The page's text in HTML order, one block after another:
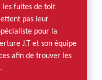
les fuites de toit
pas leur
pour la
J.T et son équipe
afin de trouver les